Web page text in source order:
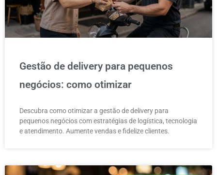
Gestão de delivery para pequenos
negócios: como otimizar
Descubra como otimizar a gestão de delivery para
pequenos negócios com estratégias de logística, tecnologia
e atendimento. Aumente vendas e fidelize clientes.